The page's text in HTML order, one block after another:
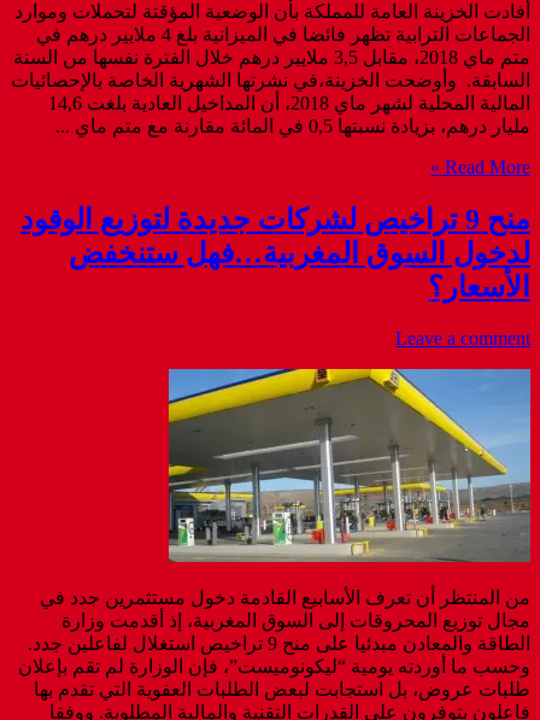
أفادت الخزينة العامة للمملكة بأن الوضعية المؤقتة لتحملات وموارد
الجماعات الترابية تظهر فائضا في الميزانية بلغ 4 ملايير درهم في
متم ماي 2018، مقابل 3,5 ملايير درهم خلال الفترة نفسها من السنة
السابقة. وأوضحت الخزينة،في نشرتها الشهرية الخاصة بالإحصائيات
المالية المحلية لشهر ماي 2018، أن المداخيل العادية بلغت 14,6
مليار درهم، بزيادة نسبتها 0,5 في المائة مقارنة مع متم ماي ...
Read More »
منح 9 تراخيص لشركات جديدة لتوزيع الوقود
لدخول السوق المغربية…فهل ستنخفض
الأسعار؟
Leave a comment
من المنتظر أن تعرف الأسابيع القادمة دخول مستثمرين جدد في
مجال توزيع المحروقات إلى السوق المغربية، إذ أقدمت وزارة
الطاقة والمعادن مبدئيا على منح 9 تراخيص استغلال لفاعلين جدد.
وحسب ما أوردته يومية “ليكونوميست”، فإن الوزارة لم تقم بإعلان
طلبات عروض، بل استجابت لبعض الطلبات العفوية التي تقدم بها
فاعلون يتوفرون على القدرات التقنية والمالية المطلوبة. ووفقا